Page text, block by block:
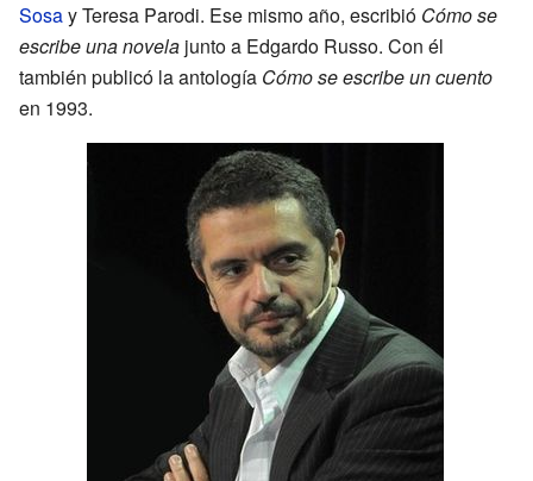
Sosay Teresa Parodi. Ese mismo año, escribió Cómo se
escribe una novela junto a Edgardo Russo. Con él
también publicó la antología Cómo se escribe un cuento
en 1993.